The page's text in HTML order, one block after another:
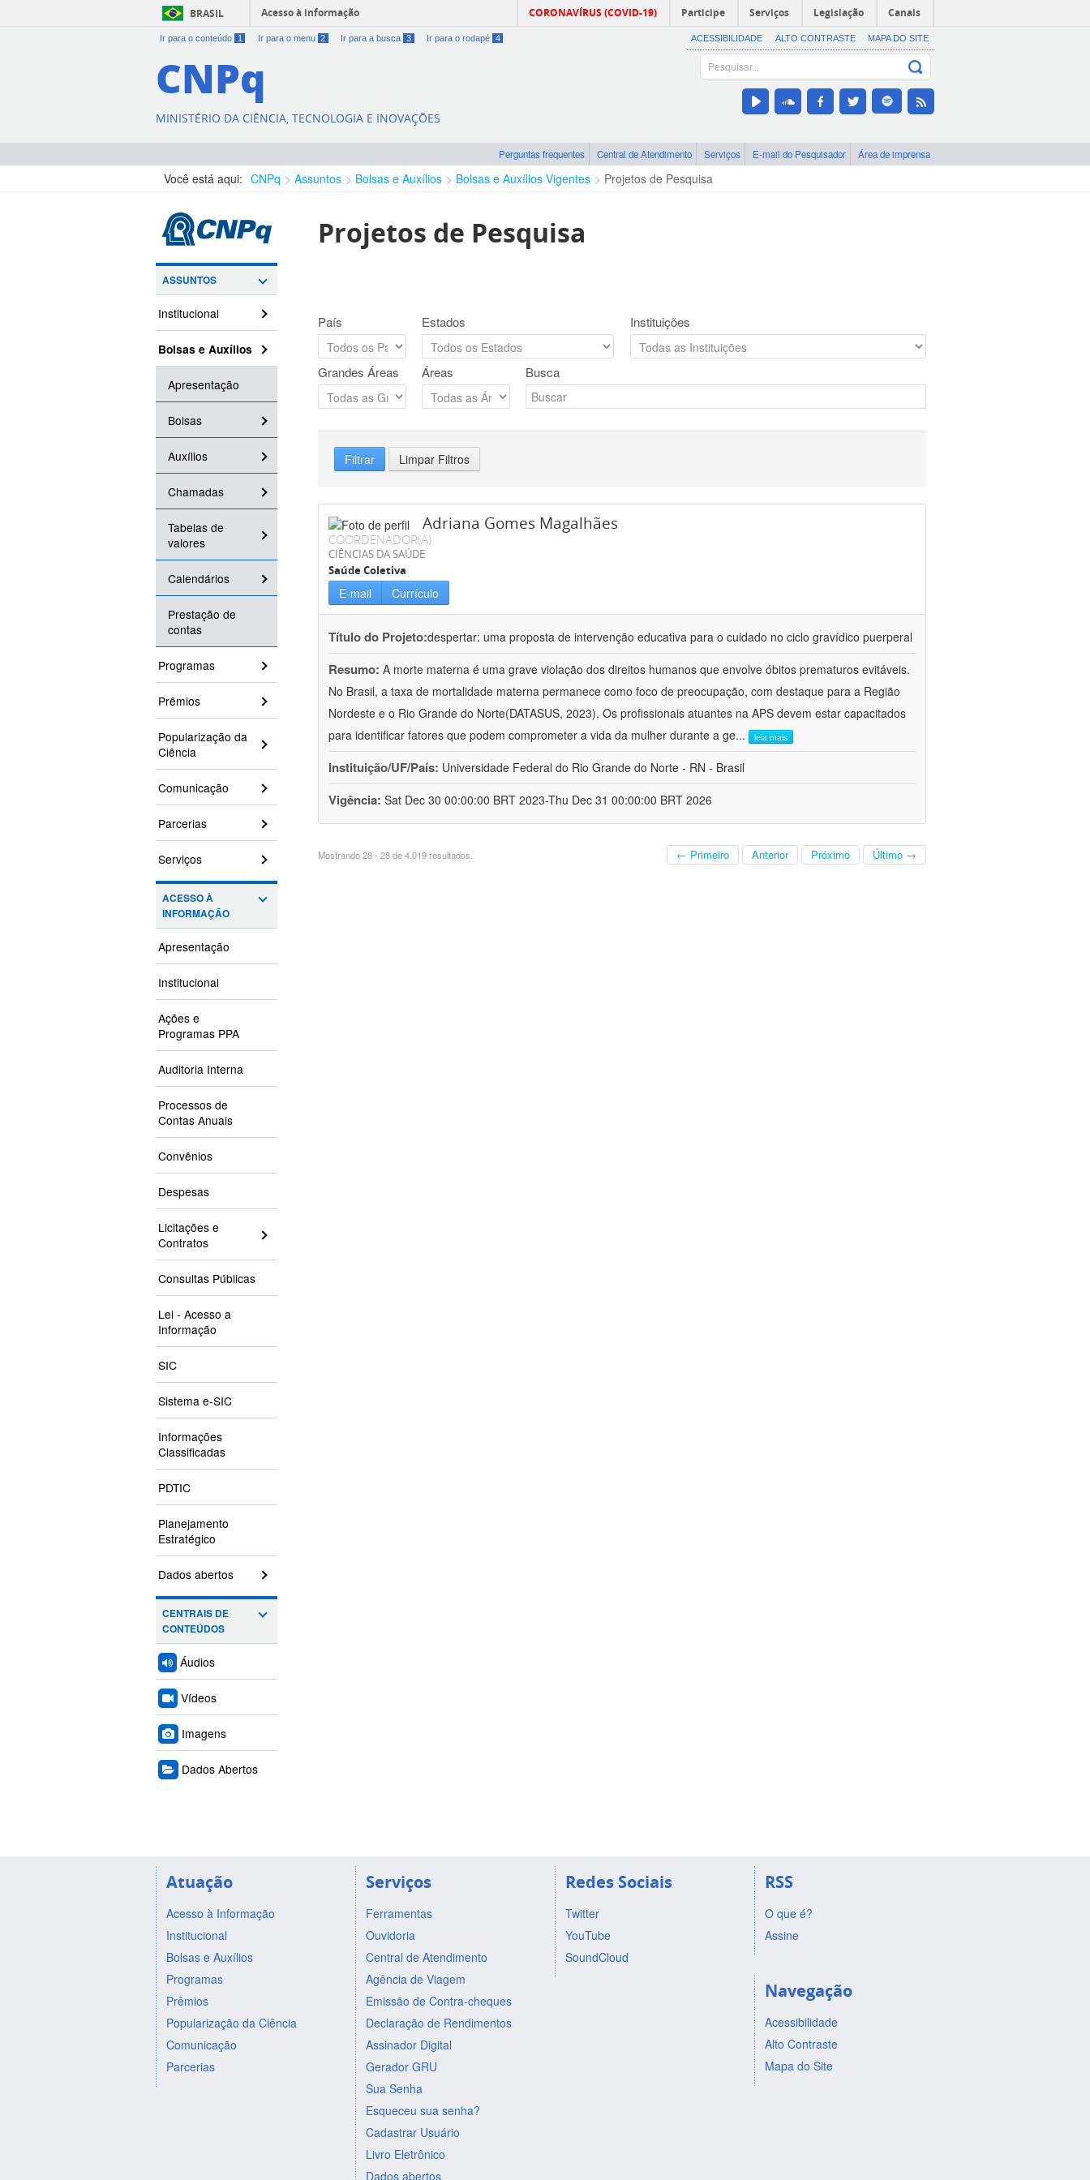
BRASIL Acesso à informação CORONAVÍRUS (COVID-19) Participe Serviços Legislação Canais
Ir para o conteúdo 1 Ir para o menu 2 Ir para a busca 3 Ir para o rodapé 4 ACESSIBILIDADE ALTO CONTRASTE MAPA DO SITE
CNPq
MINISTÉRIO DA CIÊNCIA, TECNOLOGIA E INOVAÇÕES
Perguntas frequentes Central de Atendimento Serviços E-mail do Pesquisador Área de imprensa
Você está aqui: CNPq Assuntos Bolsas e Auxílios Bolsas e Auxílios Vigentes Projetos de Pesquisa
ASSUNTOS
Institucional
Bolsas e Auxílios
Apresentação
Bolsas
Auxílios
Chamadas
Tabelas de
valores
Calendários
Prestação de
contas
Programas
Prêmios
Popularização da
Ciência
Comunicação
Parcerias
Serviços
ACESSO À
INFORMAÇÃO
Apresentação
Institucional
Ações e
Programas PPA
Auditoria Interna
Processos de
Contas Anuais
Convênios
Despesas
Licitações e
Contratos
Consultas Públicas
Lei - Acesso a
Informação
SIC
Sistema e-SIC
Informações
Classificadas
PDTIC
Planejamento
Estratégico
Dados abertos
CENTRAIS DE
CONTEÚDOS
Áudios
Vídeos
Imagens
Dados Abertos
Projetos de Pesquisa
País Estados Instituições
Grandes Áreas Áreas Busca
Filtrar Limpar Filtros
Adriana Gomes Magalhães
COORDENADOR(A)
CIÊNCIAS DA SAÚDE
Saúde Coletiva
E-mail Currículo
Título do Projeto:despertar: uma proposta de intervenção educativa para o cuidado no ciclo gravídico puerperal
Resumo: A morte materna é uma grave violação dos direitos humanos que envolve óbitos prematuros evitáveis.
No Brasil, a taxa de mortalidade materna permanece como foco de preocupação, com destaque para a Região
Nordeste e o Rio Grande do Norte(DATASUS, 2023). Os profissionais atuantes na APS devem estar capacitados
para identificar fatores que podem comprometer a vida da mulher durante a ge... leia mais
Instituição/UF/País: Universidade Federal do Rio Grande do Norte - RN - Brasil
Vigência: Sat Dec 30 00:00:00 BRT 2023-Thu Dec 31 00:00:00 BRT 2026
Mostrando 28 - 28 de 4.019 resultados. ← Primeiro Anterior Próximo Último →
Atuação
Acesso à Informação
Institucional
Bolsas e Auxílios
Programas
Prêmios
Popularização da Ciência
Comunicação
Parcerias
Serviços
Ferramentas
Ouvidoria
Central de Atendimento
Agência de Viagem
Emissão de Contra-cheques
Declaração de Rendimentos
Assinador Digital
Gerador GRU
Sua Senha
Esqueceu sua senha?
Cadastrar Usuário
Livro Eletrônico
Dados abertos
Redes Sociais
Twitter
YouTube
SoundCloud
RSS
O que é?
Assine
Navegação
Acessibilidade
Alto Contraste
Mapa do Site